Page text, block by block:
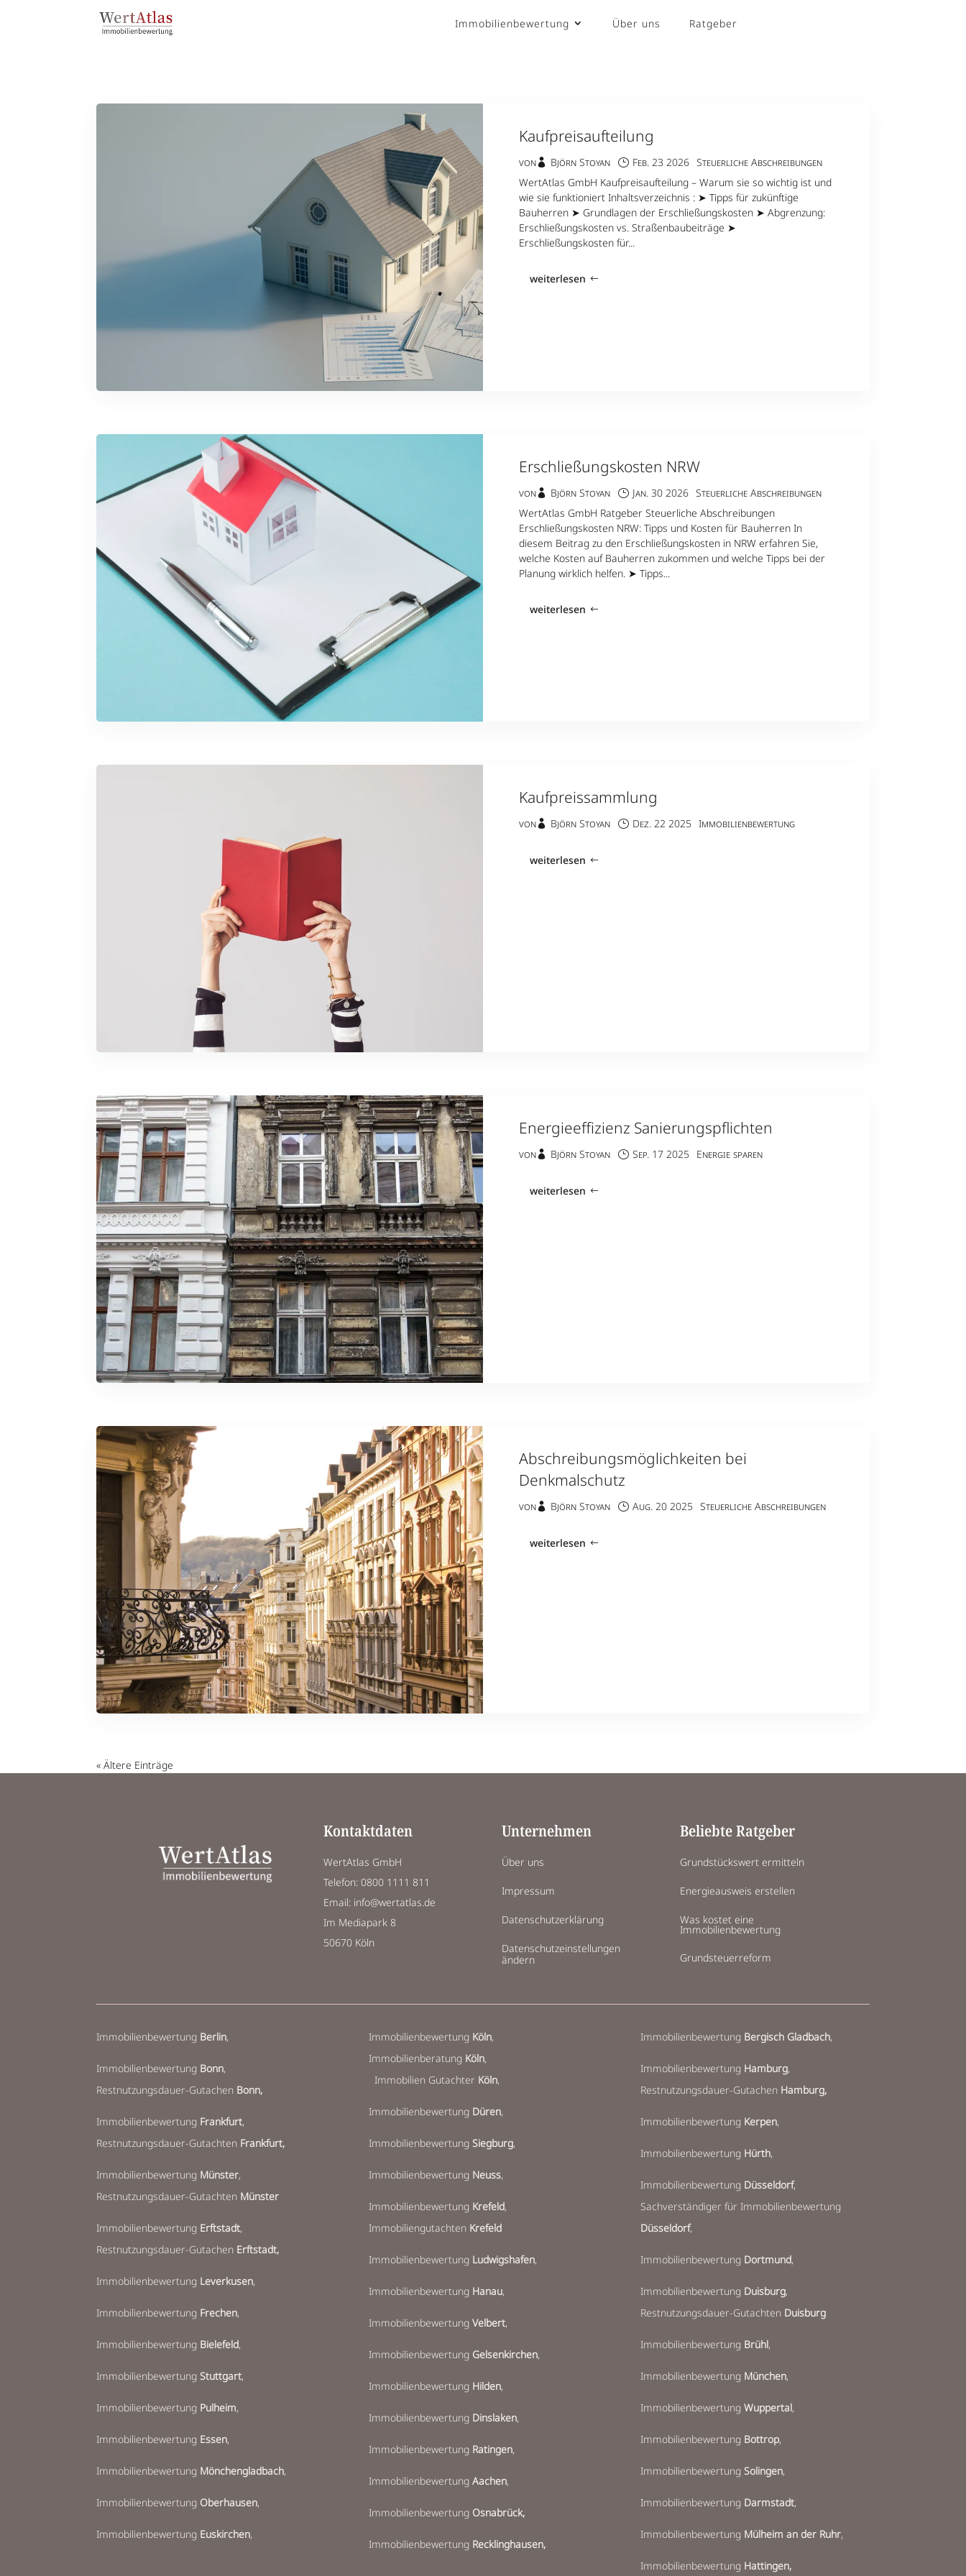
Immobilienbewertung Über uns Ratgeber
Kaufpreisaufteilung
von Björn Stoyan Feb. 23 2026 Steuerliche Abschreibungen
WertAtlas GmbH Kaufpreisaufteilung – Warum sie so wichtig ist und
wie sie funktioniert Inhaltsverzeichnis : ➤ Tipps für zukünftige
Bauherren ➤ Grundlagen der Erschließungskosten ➤ Abgrenzung:
Erschließungskosten vs. Straßenbaubeiträge ➤
Erschließungskosten für...
weiterlesen
Erschließungskosten NRW
von Björn Stoyan Jan. 30 2026 Steuerliche Abschreibungen
WertAtlas GmbH Ratgeber Steuerliche Abschreibungen
Erschließungskosten NRW: Tipps und Kosten für Bauherren In
diesem Beitrag zu den Erschließungskosten in NRW erfahren Sie,
welche Kosten auf Bauherren zukommen und welche Tipps bei der
Planung wirklich helfen. ➤ Tipps...
weiterlesen
Kaufpreissammlung
von Björn Stoyan Dez. 22 2025 Immobilienbewertung
weiterlesen
Energieeffizienz Sanierungspflichten
von Björn Stoyan Sep. 17 2025 Energie sparen
weiterlesen
Abschreibungsmöglichkeiten bei
Denkmalschutz
von Björn Stoyan Aug. 20 2025 Steuerliche Abschreibungen
weiterlesen
« Ältere Einträge
Kontaktdaten
WertAtlas GmbH
Telefon: 0800 1111 811
Email: info@wertatlas.de
Im Mediapark 8
50670 Köln
Unternehmen
Über uns
Impressum
Datenschutzerklärung
Datenschutzeinstellungen
ändern
Beliebte Ratgeber
Grundstückswert ermitteln
Energieausweis erstellen
Was kostet eine
Immobilienbewertung
Grundsteuerreform
Immobilienbewertung Berlin,
Immobilienbewertung Bonn,
Restnutzungsdauer-Gutachen Bonn,
Immobilienbewertung Frankfurt,
Restnutzungsdauer-Gutachten Frankfurt,
Immobilienbewertung Münster,
Restnutzungsdauer-Gutachten Münster
Immobilienbewertung Erftstadt,
Restnutzungsdauer-Gutachen Erftstadt,
Immobilienbewertung Leverkusen,
Immobilienbewertung Frechen,
Immobilienbewertung Bielefeld,
ImmobilienbewertungStuttgart,
Immobilienbewertung Pulheim,
Immobilienbewertung Essen,
Immobilienbewertung Mönchengladbach,
Immobilienbewertung Oberhausen,
Immobilienbewertung Euskirchen,
Immobilienbewertung Köln,
Immobilienberatung Köln,
Immobilien Gutachter Köln,
Immobilienbewertung Düren,
Immobilienbewertung Siegburg,
Immobilienbewertung Neuss,
Immobilienbewertung Krefeld,
ImmobiliengutachtenKrefeld
Immobilienbewertung Ludwigshafen,
Immobilienbewertung Hanau,
Immobilienbewertung Velbert,
Immobilienbewertung Gelsenkirchen,
Immobilienbewertung Hilden,
Immobilienbewertung Dinslaken,
Immobilienbewertung Ratingen,
Immobilienbewertung Aachen,
Immobilienbewertung Osnabrück,
Immobilienbewertung Recklinghausen,
Immobilienbewertung Bergisch Gladbach,
Immobilienbewertung Hamburg,
Restnutzungsdauer-Gutachen Hamburg,
Immobilienbewertung Kerpen,
Immobilienbewertung Hürth,
Immobilienbewertung Düsseldorf,
Sachverständiger für Immobilienbewertung
Düsseldorf,
Immobilienbewertung Dortmund,
Immobilienbewertung Duisburg,
Restnutzungsdauer-Gutachten Duisburg
Immobilienbewertung Brühl,
Immobilienbewertung München,
Immobilienbewertung Wuppertal,
Immobilienbewertung Bottrop,
Immobilienbewertung Solingen,
Immobilienbewertung Darmstadt,
Immobilienbewertung Mülheim an der Ruhr,
Immobilienbewertung Hattingen,